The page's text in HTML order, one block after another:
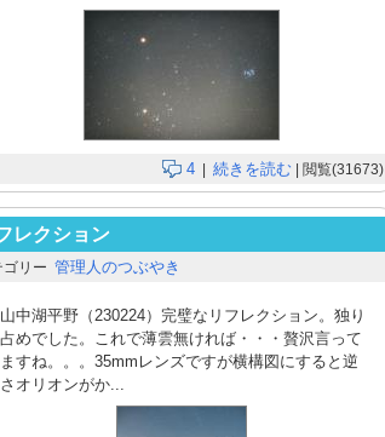
4 | 続きを読む | 閲覧(31673)
レクション
ゴリー 管理人のつぶやき
山中湖平野（230224）完璧なリフレクション。独り
占めでした。これで薄雲無ければ・・・贅沢言って
ますね。。。35mmレンズですが横構図にすると逆
さオリオンがか...